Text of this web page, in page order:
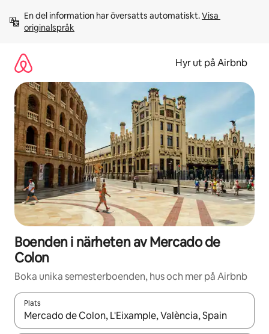
innehåll
En del information har översatts automatiskt. Visa
originalspråk
Hyr ut på Airbnb
Boenden i närheten av Mercado de
Colon
Boka unika semesterboenden, hus och mer på Airbnb
Plats
När resultaten är tillgängliga kan du navigera med upp- och